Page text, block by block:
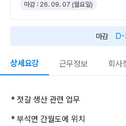
마감 : 26. 09. 07 (월요일)
마감 D-
상세요강 근무정보 회사
* 젓갈 생산 관련 업무
* 부석면 간월도에 위치